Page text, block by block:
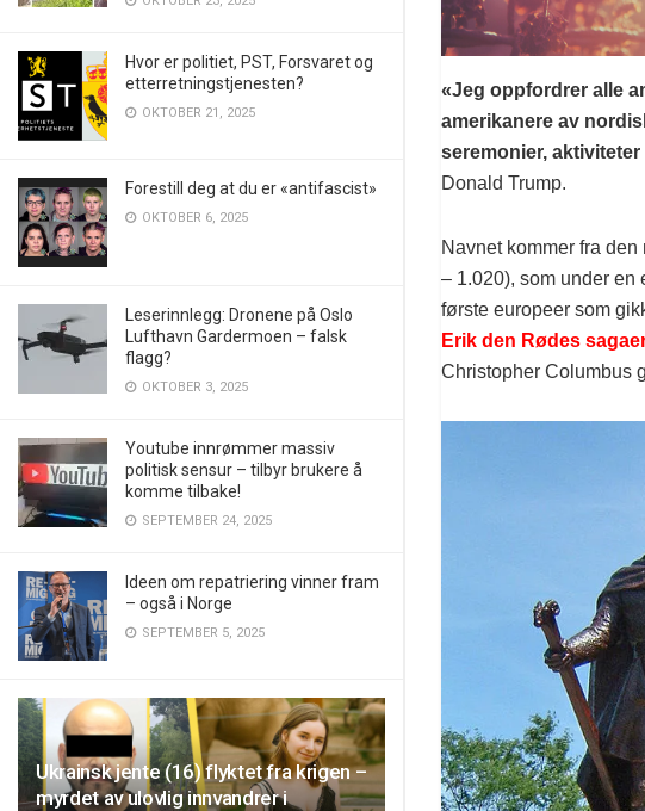
Hvor er politiet, PST, Forsvaret og
etterretningstjenesten?
OKTOBER 21, 2025
Forestill deg at du er «antifascist»
OKTOBER 6, 2025
Leserinnlegg: Dronene på Oslo
Lufthavn Gardermoen – falsk
flagg?
OKTOBER 3, 2025
Youtube innrømmer massiv
politisk sensur – tilbyr brukere å
komme tilbake!
SEPTEMBER 24, 2025
Ideen om repatriering vinner fram
– også i Norge
SEPTEMBER 5, 2025
Ukrainsk jente (16) flyktet fra krigen –
myrdet av ulovlig innvandrer i
«Jeg oppfordrer alle
amerikanere av
seremonier,
Donald Trump.
Navnet kommer fra
– 1.020), som under
første europeer som
Erik den Rødes
Christopher Columbus